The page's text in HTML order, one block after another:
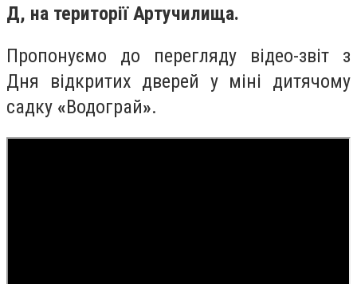
Д, на території Артучилища.
Пропонуємо до перегляду відео-звіт з
Дня відкритих дверей у міні дитячому
садку «Водограй».